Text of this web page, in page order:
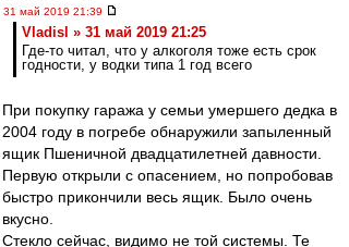
31 май 2019 21:39
Vladisl » 31 май 2019 21:25
Где-то читал, что у алкоголя тоже есть срок
годности, у водки типа 1 год всего
При покупку гаража у семьи умершего дедка в
2004 году в погребе обнаружили запыленный
ящик Пшеничной двадцатилетней давности.
Первую открыли с опасением, но попробовав
быстро прикончили весь ящик. Было очень
вкусно.
Стекло сейчас, видимо не той системы. Те